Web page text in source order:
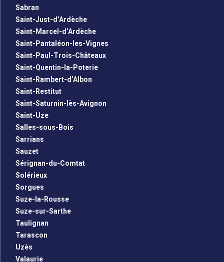
Sabran
Saint-Just-d’Ardèche
Saint-Marcel-d’Ardèche
Saint-Pantaléon-les-Vignes
Saint-Paul-Trois-Châteaux
Saint-Quentin-la-Poterie
Saint-Rambert-d’Albon
Saint-Restitut
Saint-Saturnin-lès-Avignon
Saint-Uze
Salles-sous-Bois
Sarrians
Sauzet
Sérignan-du-Comtat
Solérieux
Sorgues
Suze-la-Rousse
Suze-sur-Sarthe
Taulignan
Tarascon
Uzès
Valaurie